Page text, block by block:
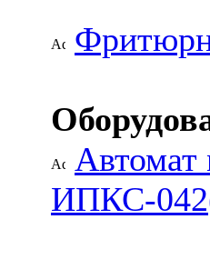
Автомат
ИПКС-